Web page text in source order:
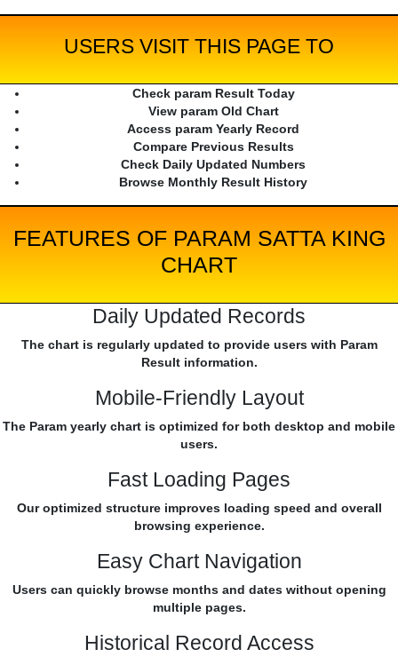
USERS VISIT THIS PAGE TO
Check param Result Today
View param Old Chart
Access param Yearly Record
Compare Previous Results
Check Daily Updated Numbers
Browse Monthly Result History
FEATURES OF PARAM SATTA KING
CHART
Daily Updated Records
The chart is regularly updated to provide users with Param
Result information.
Mobile-Friendly Layout
The Param yearly chart is optimized for both desktop and mobile
users.
Fast Loading Pages
Our optimized structure improves loading speed and overall
browsing experience.
Easy Chart Navigation
Users can quickly browse months and dates without opening
multiple pages.
Historical Record Access